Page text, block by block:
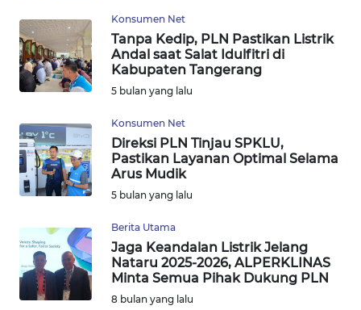
Konsumen Net
Tanpa Kedip, PLN Pastikan Listrik
Andal saat Salat Idulfitri di
Kabupaten Tangerang
5 bulan yang lalu
Konsumen Net
Direksi PLN Tinjau SPKLU,
Pastikan Layanan Optimal Selama
Arus Mudik
5 bulan yang lalu
Berita Utama
Jaga Keandalan Listrik Jelang
Nataru 2025-2026, ALPERKLINAS
Minta Semua Pihak Dukung PLN
8 bulan yang lalu
Wahana
News
Regional
SUMUT
WN
JAKARTA
WN
JABAR
WN
BANTEN